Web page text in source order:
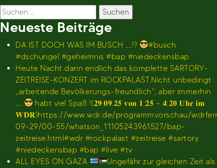
Suchen
nach:
Neueste Beiträge
DA IST DOCH WAS IM BUSCH ….!?
#busch
#dschungel #geheimnis #bap #niedeckensbap
Heute Nacht dann endlich das komplette SARTORY-
ZEITREISE-KONZERT im ROCKPALAST.Nicht unbedingt
„arbeitende Bevölkerungs-freundlich“, aber immerhin
….
habt viel Spaß !(𝟐𝟗.𝟎𝟗.𝟐𝟓 𝐯𝐨𝐧 𝟏:𝟐𝟓 – 𝟒:𝟐𝟎 𝐔𝐡𝐫 𝐢𝐦
𝐖𝐃𝐑)https://www.wdr.de/programmvorschau/
09-29/00-55/whatson_11105243961527/bap-
zeitreise.html#wdr #rockpalast #zeitreise #sartory
#niedeckensbap #bap #live #tv
ALL EYES ON GAZA
Ungefähr zur gleichen Zeit als